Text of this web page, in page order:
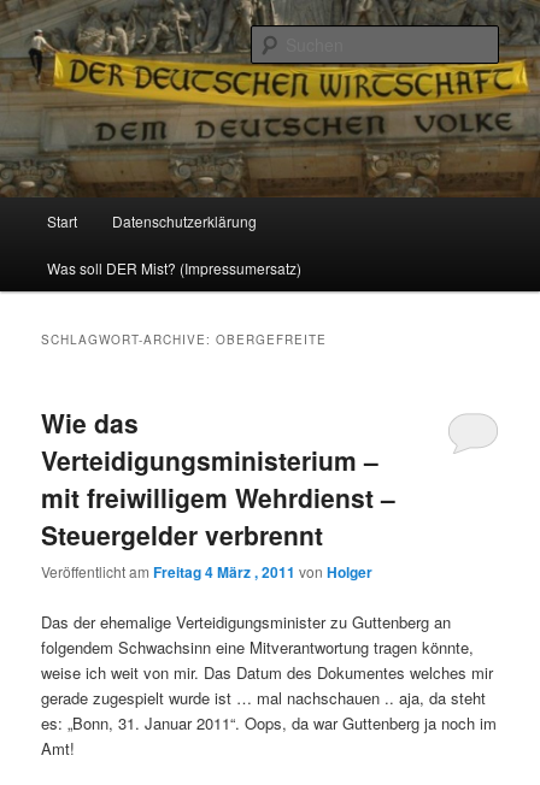
Reizzentrum
Politik, Wirtschaft, Soziales und Gesellschaft
Zum
Inhalt
Zum
sekundären
Start Datenschutzerklärung
Was soll DER Mist? (Impressumersatz)
SCHLAGWORT-ARCHIVE:OBERGEFREITE
Wie das
Verteidigungsministerium –
mit freiwilligem Wehrdienst –
Steuergelder verbrennt
Veröffentlicht amFreitag 4 März , 2011 vonHolger
Das der ehemalige Verteidigungsminister zu Guttenberg an
folgendem Schwachsinn eine Mitverantwortung tragen könnte,
weise ich weit von mir. Das Datum des Dokumentes welches mir
gerade zugespielt wurde ist … mal nachschauen .. aja, da steht
es: „Bonn, 31. Januar 2011“. Oops, da war Guttenberg ja noch im
Amt!